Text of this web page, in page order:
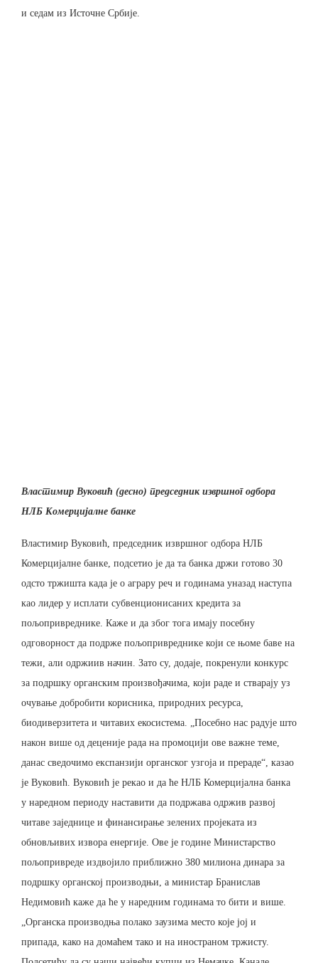
и седам из Источне Србије.
Властимир Вуковић (десно) председник извршног одбора
НЛБ Комерцијалне банке
Властимир Вуковић, председник извршног одбора НЛБ
Комерцијалне банке, подсетио је да та банка држи готово 30
одсто тржишта када је о аграру реч и годинама уназад наступа
као лидер у исплати субвенционисаних кредита за
пољопривреднике. Каже и да због тога имају посебну
одговорност да подрже пољопривреднике који се њоме баве на
тежи, али одржиив начин. Зато су, додаје, покренули конкурс
за подршку органским произвођачима, који раде и стварају уз
очување добробити корисника, природних ресурса,
биодиверзитета и читавих екосистема. „Посебно нас радује што
након више од деценије рада на промоцији ове важне теме,
данас сведочимо експанзији органског узгоја и прераде“, казао
је Вуковић. Вуковић је рекао и да ће НЛБ Комерцијална банка
у наредном периоду наставити да подржава одржив развој
читаве заједнице и финансирање зелених пројеката из
обновљивих извора енергије. Ове је године Министарство
пољопривреде издвојило приближно 380 милиона динара за
подршку органској производњи, а министар Бранислав
Недимовић каже да ће у наредним годинама то бити и више.
„Органска производња полако заузима место које јој и
припада, како на домаћем тако и на иностраном тржисту.